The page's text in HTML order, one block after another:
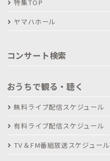
特集TOP
ヤマハホール
コンサート検索
おうちで観る・聴く
無料ライブ配信スケジュール
有料ライブ配信スケジュール
TV＆FM番組放送スケジュール